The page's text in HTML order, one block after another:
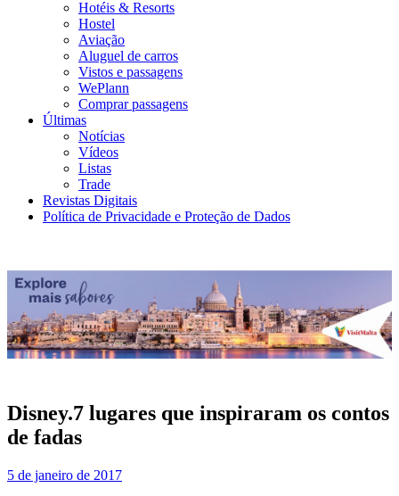
Hotéis & Resorts
Hostel
Aviação
Aluguel de carros
Vistos e passagens
WePlann
Comprar passagens
Últimas
Notícias
Vídeos
Listas
Trade
Revistas Digitais
Política de Privacidade e Proteção de Dados
Disney.7 lugares que inspiraram os contos
de fadas
5 de janeiro de 2017